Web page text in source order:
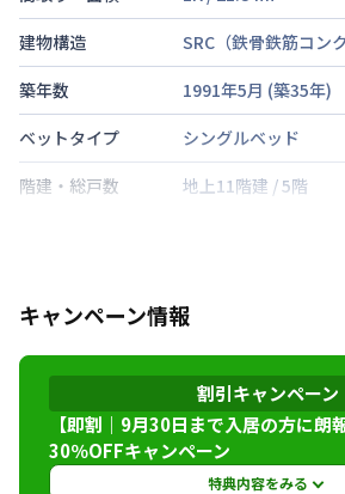
建物構造
SRC（鉄骨鉄筋コン
築年数
1991年5月 (築35年)
ベットタイプ
シングルベッド
階建・総戸数
地上11階建 /5階
禁煙・喫煙
禁煙
山陽本線新長田駅徒
神戸市海岸線 新長田駅
神戸市西神山手線新
定員
2名
キャンペーン情報
割引キャンペーン
【即割｜9月30日まで入居の方に朗
30％OFFキャンペーン
特典内容をみる